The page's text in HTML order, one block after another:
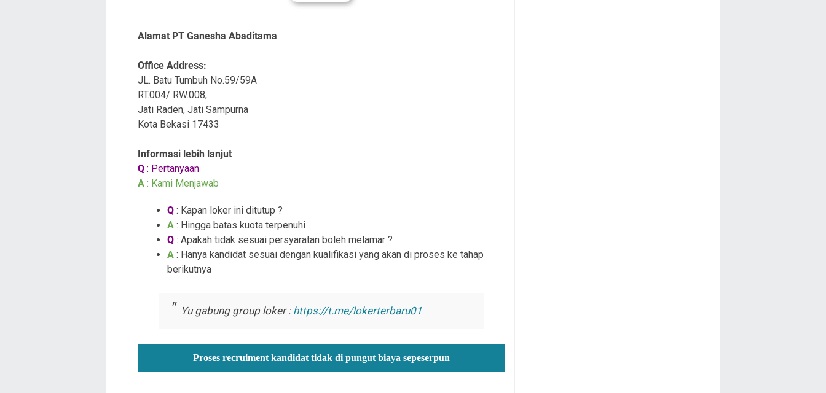
.
Alamat PT Ganesha Abaditama
Office Address:
JL. Batu Tumbuh No.59/59A
RT.004/ RW.008,
Jati Raden, Jati Sampurna
Kota Bekasi 17433
Informasi lebih lanjut
Q : Pertanyaan
A : Kami Menjawab
Q : Kapan loker ini ditutup ?
A : Hingga batas kuota terpenuhi
Q : Apakah tidak sesuai persyaratan boleh melamar ?
A : Hanya kandidat sesuai dengan kualifikasi yang akan di proses ke tahap
berikutnya
Yu gabung group loker : https://t.me/lokerterbaru01
Proses recruiment kandidat tidak di pungut biaya sepeserpun